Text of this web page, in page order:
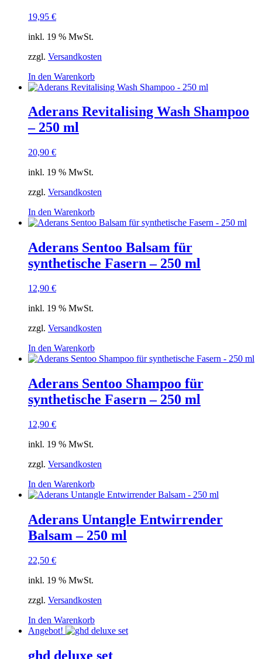
19,95 €
inkl. 19 % MwSt.
zzgl. Versandkosten
In den Warenkorb
Aderans Revitalising Wash Shampoo
– 250 ml
20,90 €
inkl. 19 % MwSt.
zzgl. Versandkosten
In den Warenkorb
Aderans Sentoo Balsam für
synthetische Fasern – 250 ml
12,90 €
inkl. 19 % MwSt.
zzgl. Versandkosten
In den Warenkorb
Aderans Sentoo Shampoo für
synthetische Fasern – 250 ml
12,90 €
inkl. 19 % MwSt.
zzgl. Versandkosten
In den Warenkorb
Aderans Untangle Entwirrender
Balsam – 250 ml
22,50 €
inkl. 19 % MwSt.
zzgl. Versandkosten
In den Warenkorb
Angebot!
ghd deluxe set